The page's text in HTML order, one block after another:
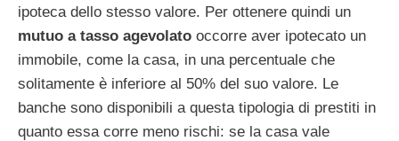
ipoteca dello stesso valore. Per ottenere quindi un
mutuo a tasso agevolato occorre aver ipotecato un
immobile, come la casa, in una percentuale che
solitamente è inferiore al 50% del suo valore. Le
banche sono disponibili a questa tipologia di prestiti in
quanto essa corre meno rischi: se la casa vale